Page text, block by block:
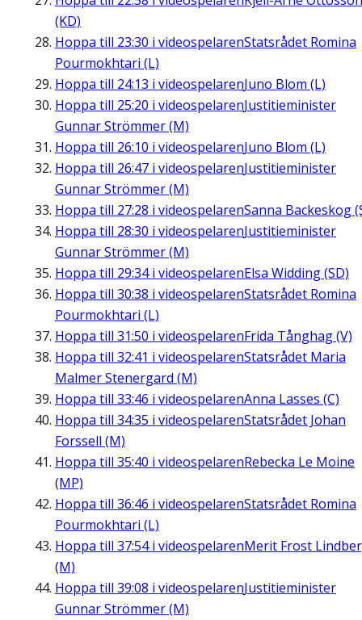
(KD)
Hoppa till 23:30 i videospelarenStatsrådet Romina
Pourmokhtari (L)
Hoppa till 24:13 i videospelarenJuno Blom (L)
Hoppa till 25:20 i videospelarenJustitieminister
Gunnar Strömmer (M)
Hoppa till 26:10 i videospelarenJuno Blom (L)
Hoppa till 26:47 i videospelarenJustitieminister
Gunnar Strömmer (M)
Hoppa till 27:28 i videospelarenSanna Backeskog
Hoppa till 28:30 i videospelarenJustitieminister
Gunnar Strömmer (M)
Hoppa till 29:34i videospelarenElsa Widding (SD)
Hoppa till 30:38 i videospelarenStatsrådet Romina
Pourmokhtari (L)
Hoppa till 31:50 i videospelarenFrida Tånghag (V)
Hoppa till 32:41 i videospelarenStatsrådet Maria
Malmer Stenergard (M)
Hoppa till 33:46 i videospelarenAnna Lasses (C)
Hoppa till 34:35 i videospelarenStatsrådet Johan
Forssell (M)
Hoppa till 35:40 i videospelarenRebecka Le Moine
(MP)
Hoppa till 36:46 i videospelarenStatsrådet Romina
Pourmokhtari (L)
Hoppa till 37:54i videospelarenMerit Frost
(M)
Hoppa till 39:08 i videospelarenJustitieminister
Gunnar Strömmer (M)